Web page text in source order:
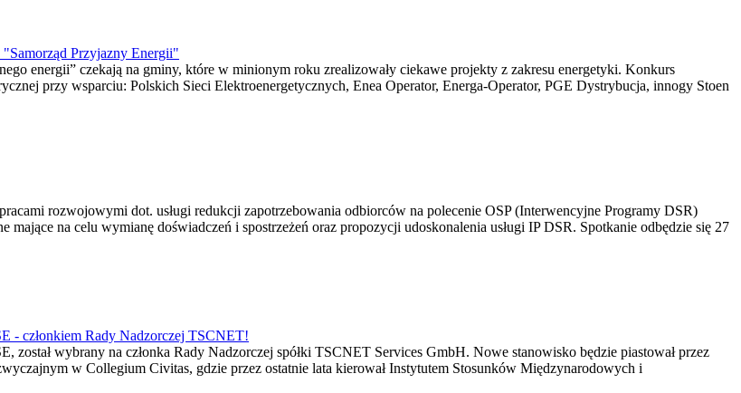
"Samorząd Przyjazny Energii"
energii” czekają na gminy, które w minionym roku zrealizowały ciekawe projekty z zakresu energetyki. Konkurs
przy wsparciu: Polskich Sieci Elektroenergetycznych, Enea Operator, Energa-Operator, PGE Dystrybucja, innogy Stoen
rozwojowymi dot. usługi redukcji zapotrzebowania odbiorców na polecenie OSP (Interwencyjne Programy DSR)
na celu wymianę doświadczeń i spostrzeżeń oraz propozycji udoskonalenia usługi IP DSR. Spotkanie odbędzie się 27
- członkiem Rady Nadzorczej TSCNET!
został wybrany na członka Rady Nadzorczej spółki TSCNET Services GmbH. Nowe stanowisko będzie piastował przez
w Collegium Civitas, gdzie przez ostatnie lata kierował Instytutem Stosunków Międzynarodowych i